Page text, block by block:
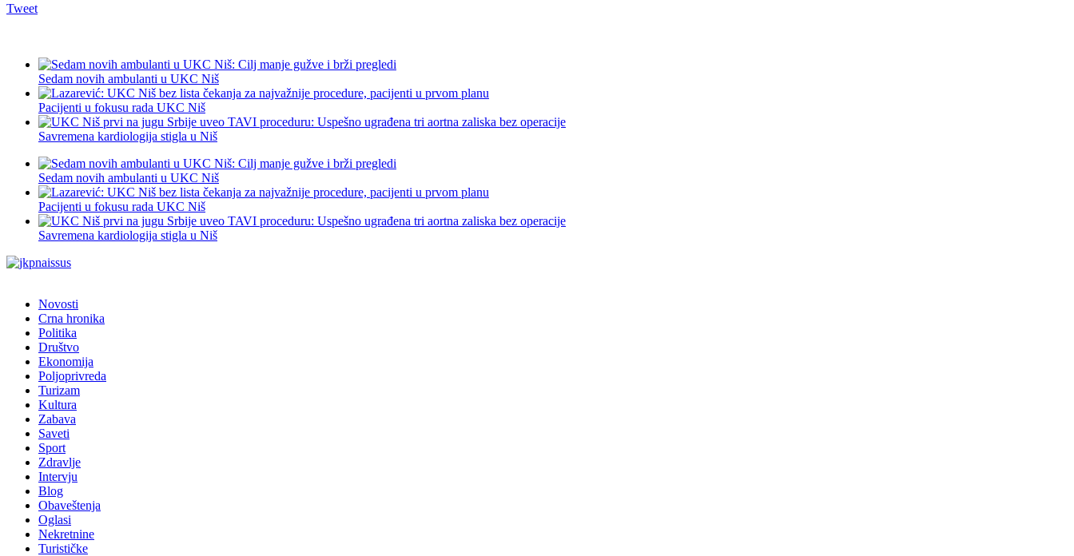
Tweet
Sedam novih ambulanti u UKC Niš
Pacijenti u fokusu rada UKC Niš
Savremena kardiologija stigla u Niš
Sedam novih ambulanti u UKC Niš
Pacijenti u fokusu rada UKC Niš
Savremena kardiologija stigla u Niš
Novosti
Crna hronika
Politika
Društvo
Ekonomija
Poljoprivreda
Turizam
Kultura
Zabava
Saveti
Sport
Zdravlje
Intervju
Blog
Obaveštenja
Oglasi
Nekretnine
Turističke